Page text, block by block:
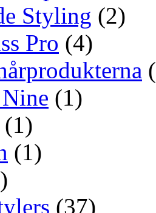
Styling (2)
Pro (4)
(1)
(1)
(1)
(37)